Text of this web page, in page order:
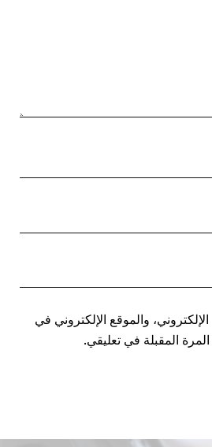
والموقع الإلكتروني في
المقبلة في تعليقي.